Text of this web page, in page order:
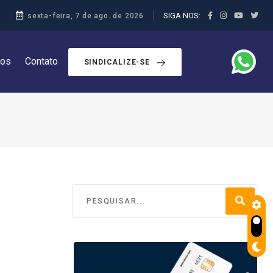
sexta-feira, 7 de ago. de 2026 SIGA NOS:
Contato SINDICALIZE-SE